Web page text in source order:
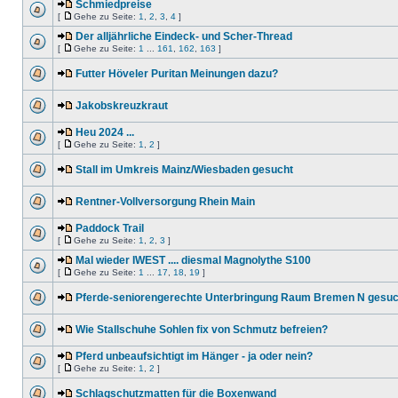
Schmiedpreise
[ Gehe zu Seite: 1 2 3 4 ]
Der alljährliche Eindeck- und Scher-Thread
[ Gehe zu Seite: 1 161 162 163 ]
Futter Höveler Puritan Meinungen dazu?
Jakobskreuzkraut
Heu 2024 ...
[ Gehe zu Seite: 1 2 ]
Stall im Umkreis Mainz/Wiesbaden gesucht
Rentner-Vollversorgung Rhein Main
Paddock Trail
[ Gehe zu Seite: 1 2 3 ]
Mal wieder IWEST .... diesmal Magnolythe S100
[ Gehe zu Seite: 1 17 18 19 ]
Pferde-seniorengerechte Unterbringung Raum Bremen N
Wie Stallschuhe Sohlen fix von Schmutz befreien?
Pferd unbeaufsichtigt im Hänger - ja oder nein?
[ Gehe zu Seite: 1 2 ]
Schlagschutzmatten für die Boxenwand